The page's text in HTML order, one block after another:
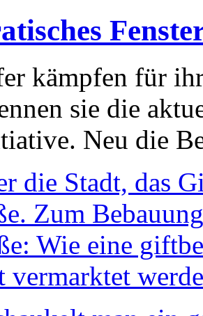
kämpfen für
sie die
Neu die
die Stadt, das
Zum
Wie eine
vermarktet